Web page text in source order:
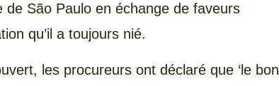
São Paulo en échange de faveurs
qu’il a toujours nié.
les procureurs ont déclaré que ‘le bon